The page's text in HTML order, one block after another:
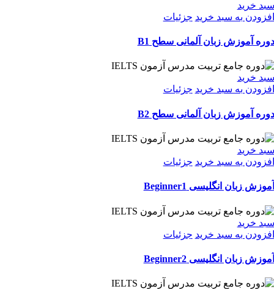
سبد خرید
افزودن به سبد خرید جزئیات
دوره آموزش زبان آلمانی سطح B1
سبد خرید
افزودن به سبد خرید جزئیات
دوره آموزش زبان آلمانی سطح B2
سبد خرید
افزودن به سبد خرید جزئیات
آموزش زبان انگلیسی Beginner1
سبد خرید
افزودن به سبد خرید جزئیات
آموزش زبان انگلیسی Beginner2